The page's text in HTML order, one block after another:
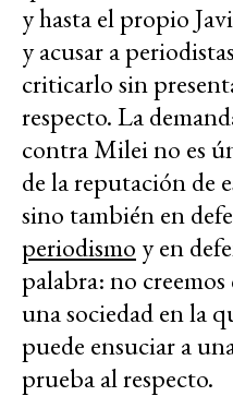
y hasta el propio
y acusar a
criticarlo sin
respecto. La
contra Milei no es
de la reputación de
sino también en
periodismo y en
palabra: no
una sociedad en la
puede ensuciar a
prueba al respecto.